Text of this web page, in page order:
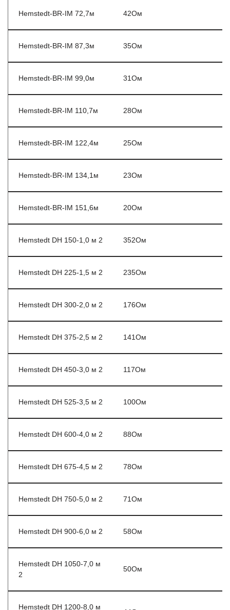
Hemstedt-BR-IM 72,7м 42Ом
Hemstedt-BR-IM 87,3м 35Ом
Hemstedt-BR-IM 99,0м 31Ом
Hemstedt-BR-IM 110,7м 28Ом
Hemstedt-BR-IM 122,4м 25Ом
Hemstedt-BR-IM 134,1м 23Ом
Hemstedt-BR-IM 151,6м 20Ом
Hemstedt DH 150-1,0 м 2 352Ом
Hemstedt DH 225-1,5 м 2 235Ом
Hemstedt DH 300-2,0 м 2 176Ом
Hemstedt DH 375-2,5 м 2 141Ом
Hemstedt DH 450-3,0 м 2 117Ом
Hemstedt DH 525-3,5 м 2 100Ом
Hemstedt DH 600-4,0 м 2 88Ом
Hemstedt DH 675-4,5 м 2 78Ом
Hemstedt DH 750-5,0 м 2 71Ом
Hemstedt DH 900-6,0 м 2 58Ом
Hemstedt DH 1050-7,0 м
2
50Ом
Hemstedt DH 1200-8,0 м